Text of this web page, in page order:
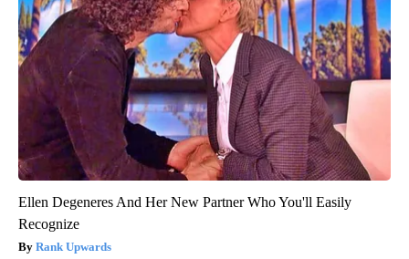
Ellen Degeneres And Her New Partner Who You'll Easily
Recognize
Rank Upwards